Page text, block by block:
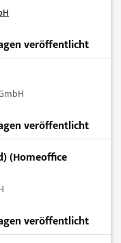
veröffentlicht
veröffentlicht
(Homeoffice
veröffentlicht